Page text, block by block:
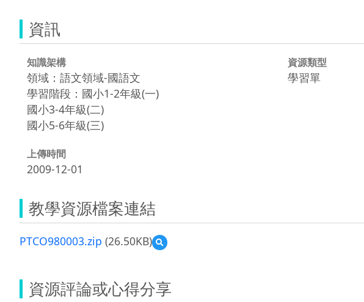
資訊
知識架構
領域：語文領域-國語文
學習階段：國小1-2年級(一)
國小3-4年級(二)
國小5-6年級(三)
資源類型
學習單
上傳時間
2009-12-01
教學資源檔案連結
PTCO980003.zip (26.50KB)
預
覽
資源評論或心得分享